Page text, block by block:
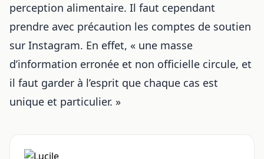
perception alimentaire. Il faut cependant
prendre avec précaution les comptes de soutien
sur Instagram. En effet, « une masse
d’information erronée et non officielle circule, et
il faut garder à l’esprit que chaque cas est
unique et particulier. »